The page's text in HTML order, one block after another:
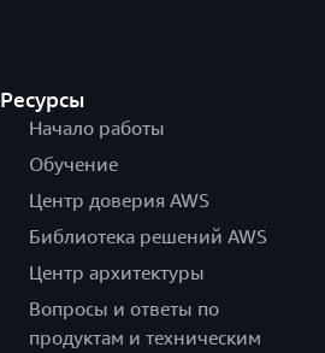
Ресурсы
Начало работы
Обучение
Центр доверия AWS
Библиотека решений AWS
Центр архитектуры
Вопросы и ответы по
продуктам и техническим